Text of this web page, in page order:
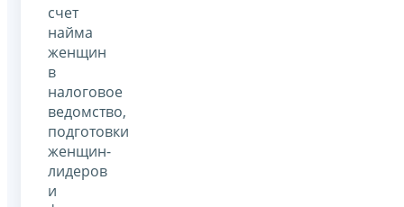
счет
найма
женщин
в
налоговое
ведомство,
подготовки
женщин-
лидеров
и